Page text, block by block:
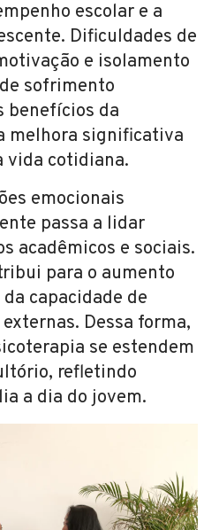
escolar e a
Dificuldades de
e isolamento
sofrimento
benefícios da
melhora significativa
vida cotidiana.
emocionais
passa a lidar
acadêmicos e sociais.
para o aumento
capacidade de
Dessa forma,
se estendem
refletindo
a dia do jovem.